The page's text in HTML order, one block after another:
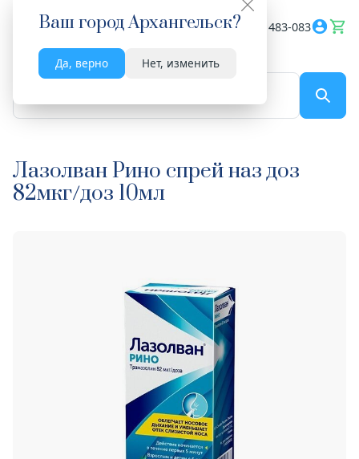
Ваш городАрхангельск?
Да, верно Нет, изменить
Весь сайт 8182 483-083
Лазолван Рино спрей наз доз
82мкг/доз 10мл